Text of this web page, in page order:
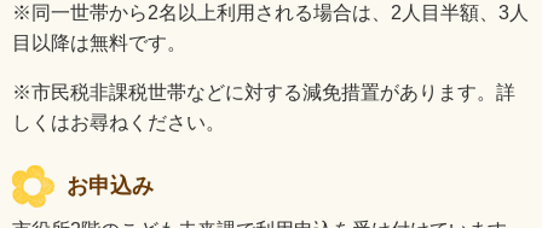
※同一世帯から2名以上利用される場合は、2人目半額、3人
目以降は無料です。
※市民税非課税世帯などに対する減免措置があります。詳
しくはお尋ねください。
お申込み